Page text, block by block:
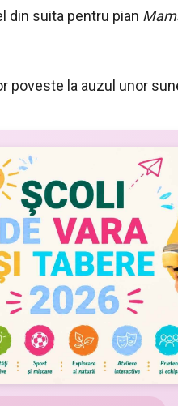
din suita pentru pian
poveste la auzul unor